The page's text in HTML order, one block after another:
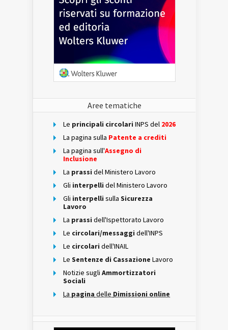
Aree tematiche
Le principali circolari INPS del 2026
La pagina sulla Patente a crediti
La pagina sull'Assegno di
Inclusione
La prassi del Ministero Lavoro
Gli interpelli del Ministero Lavoro
Gli interpelli sulla Sicurezza
Lavoro
La prassi dell'Ispettorato Lavoro
Le circolari/messaggi dell'INPS
Le circolari dell'INAIL
Le Sentenze di Cassazione Lavoro
Notizie sugli Ammortizzatori
Sociali
La pagina delle Dimissioni online